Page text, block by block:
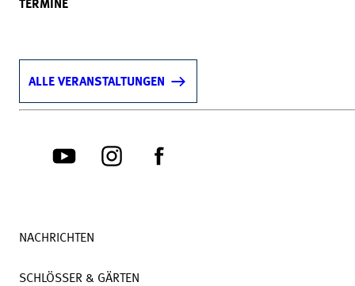
TERMINE
ALLE VERANSTALTUNGEN
NACHRICHTEN
SCHLÖSSER & GÄRTEN